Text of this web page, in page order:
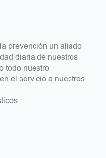
prevención un aliado
diaria de nuestros
todo nuestro
el servicio a nuestros